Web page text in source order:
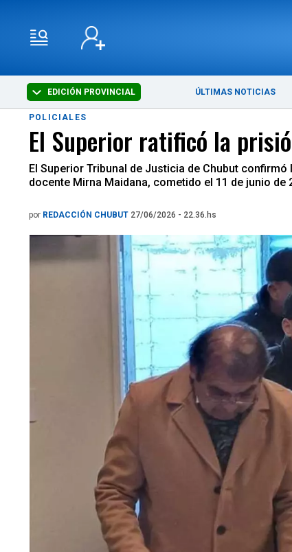
EDICIÓN PROVINCIAL ÚLTIMAS NOTICIAS
POLICIALES
El Superior ratificó la
El Superior Tribunal de Justicia de Chubut
docente Mirna Maidana, cometido el 11 de junio de
por REDACCIÓN CHUBUT 27/06/2026 - 22.36.hs